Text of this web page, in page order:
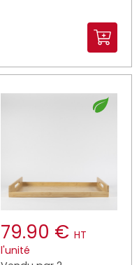
79.90 € HT
l'unité